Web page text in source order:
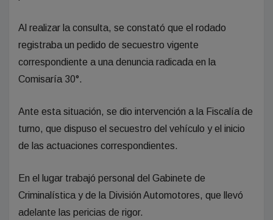
Al realizar la consulta, se constató que el rodado
registraba un pedido de secuestro vigente
correspondiente a una denuncia radicada en la
Comisaría 30°.
Ante esta situación, se dio intervención a la Fiscalía de
turno, que dispuso el secuestro del vehículo y el inicio
de las actuaciones correspondientes.
En el lugar trabajó personal del Gabinete de
Criminalística y de la División Automotores, que llevó
adelante las pericias de rigor.